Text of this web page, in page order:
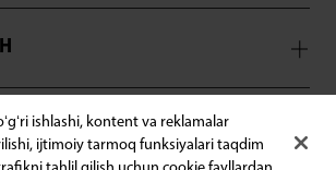
ishlashi, kontent va reklamalar
ijtimoiy tarmoq funksiyalari taqdim